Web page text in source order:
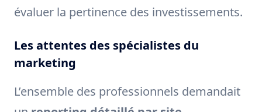
évaluer la pertinence des investissements.
Les attentes des spécialistes du
marketing
L’ensemble des professionnels demandait